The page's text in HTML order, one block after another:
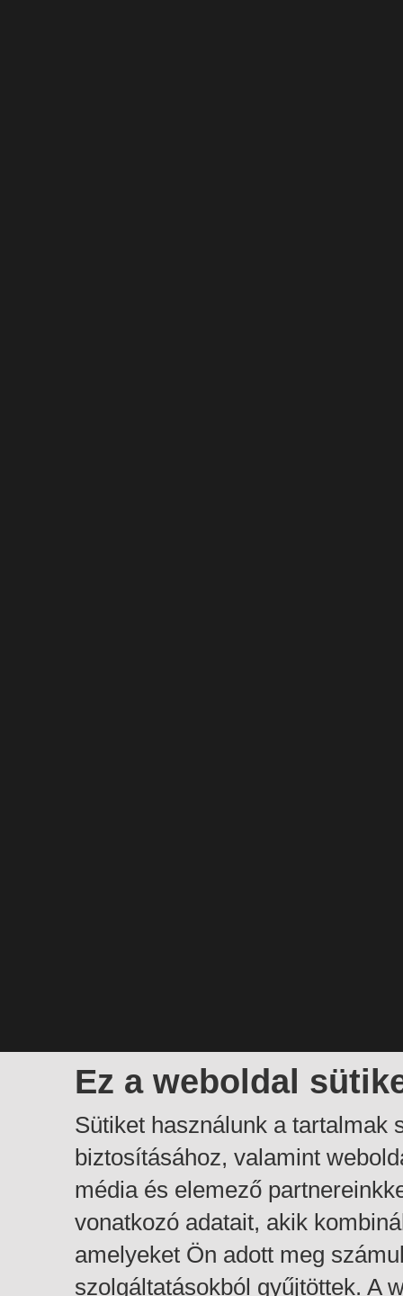
Ez a weboldal
Sütiket használunk a tartalmak
biztosításához, valamint
média és elemező
vonatkozó adatait, akik
amelyeket Ön adott meg
szolgáltatásokból gyűjtöttek. A